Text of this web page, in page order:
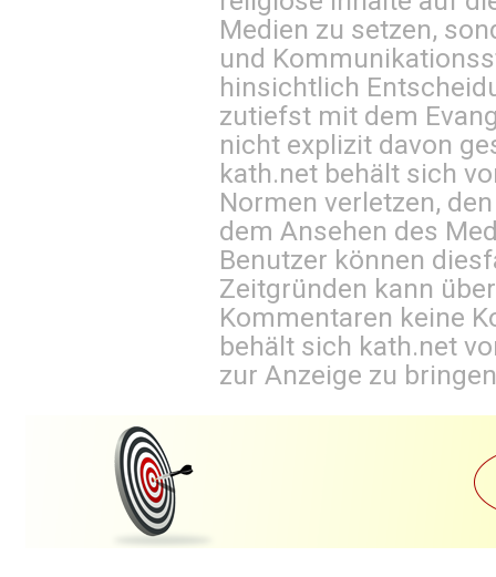
Medien zu setzen,
und
hinsichtlich
zutiefst mit dem
nicht explizit davon
kath.net behält sich
Normen verletzen,
dem Ansehen des
Benutzer können
Zeitgründen kann
Kommentaren keine
behält sich kath.net
zur Anzeige zu